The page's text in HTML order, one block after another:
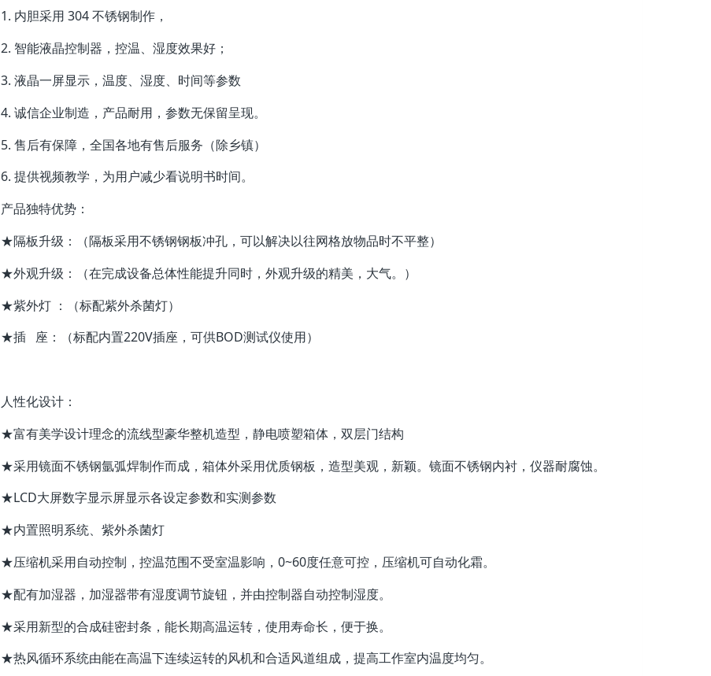
1. 内胆采用 304 不锈钢制作，
2. 智能液晶控制器，控温、湿度效果好；
3. 液晶一屏显示，温度、湿度、时间等参数
4. 诚信企业制造，产品耐用，参数无保留呈现。
5. 售后有保障，全国各地有售后服务（除乡镇）
6. 提供视频教学，为用户减少看说明书时间。
产品独特优势：
★隔板升级：（隔板采用不锈钢钢板冲孔，可以解决以往网格放物品时不平整）
★外观升级：（在完成设备总体性能提升同时，外观升级的精美，大气。）
★紫外灯 ：（标配紫外杀菌灯）
★插 座：（标配内置220V插座，可供BOD测试仪使用）
人性化设计：
★富有美学设计理念的流线型豪华整机造型，静电喷塑箱体，双层门结构
★采用镜面不锈钢氩弧焊制作而成，箱体外采用优质钢板，造型美观，新颖。镜面不锈钢内衬，仪器耐腐蚀。
★LCD大屏数字显示屏显示各设定参数和实测参数
★内置照明系统、紫外杀菌灯
★压缩机采用自动控制，控温范围不受室温影响，0~60度任意可控，压缩机可自动化霜。
★配有加湿器，加湿器带有湿度调节旋钮，并由控制器自动控制湿度。
★采用新型的合成硅密封条，能长期高温运转，使用寿命长，便于换。
★热风循环系统由能在高温下连续运转的风机和合适风道组成，提高工作室内温度均匀。